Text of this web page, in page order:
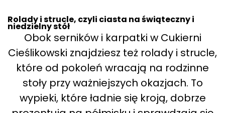
Rolady i strucle, czyli ciasta na świąteczny i
niedzielny stół
Obok serników i karpatki w Cukierni
Cieślikowski znajdziesz też rolady i strucle,
które od pokoleń wracają na rodzinne
stoły przy ważniejszych okazjach. To
wypieki, które ładnie się kroją, dobrze